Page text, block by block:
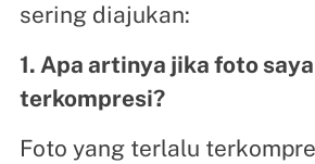
sering diajukan:
1. Apa artinya jika foto
terkompresi?
Foto yang terlalu